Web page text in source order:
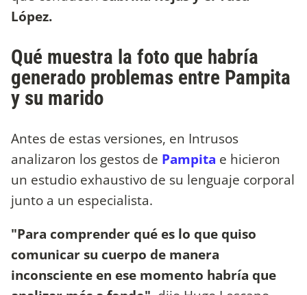
López.
Qué muestra la foto que habría
generado problemas entre Pampita
y su marido
Antes de estas versiones, en Intrusos
analizaron los gestos de Pampita e hicieron
un estudio exhaustivo de su lenguaje corporal
junto a un especialista.
"Para comprender qué es lo que quiso
comunicar su cuerpo de manera
inconsciente en ese momento habría que